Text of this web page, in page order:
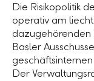
Die Risikopolitik
operativ am
dazugehörenden
Basler
Der